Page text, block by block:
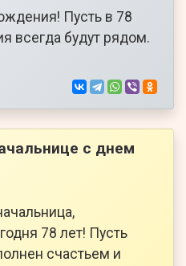
Пусть в 78
всегда будут рядом.
с днем
78 лет! Пусть
счастьем и